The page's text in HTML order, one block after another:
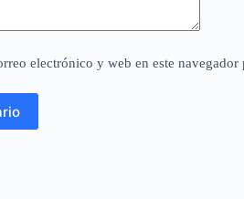
electrónico y web en este